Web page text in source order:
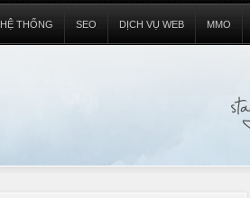
HỆ THỐNG SEO DỊCH VỤ WEB MMO